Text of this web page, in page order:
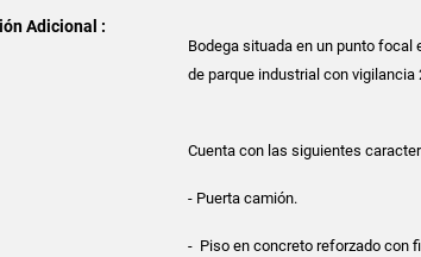
Adicional :
Bodega situada en un punto focal
de parque industrial con vigilancia
Cuenta con las siguientes
- Puerta camión.
- Piso en concreto reforzado con